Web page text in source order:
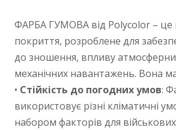
ФАРБА ГУМОВА від Polycolor – це
покриття, розроблене для
до зношення, впливу
механічних навантажень. Вона
• Стійкість до погодних умов:
використовує різні кліматичні
набором факторів для